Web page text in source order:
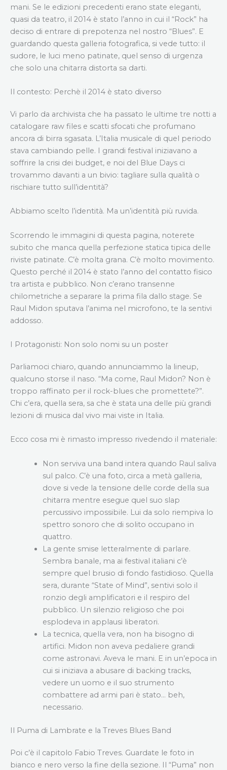
mani. Se le edizioni precedenti erano state eleganti,
quasi da teatro, il 2014 è stato l’anno in cui il “Rock” ha
deciso di entrare di prepotenza nel nostro “Blues”. E
guardando questa galleria fotografica, si vede tutto: il
sudore, le luci meno patinate, quel senso di urgenza
che solo una chitarra distorta sa darti.
Il contesto: Perchè il 2014 è stato diverso
Vi parlo da archivista che ha passato le ultime tre notti a
catalogare raw files e scatti sfocati che profumano
ancora di birra sgasata. L’Italia musicale di quel periodo
stava cambiando pelle. I grandi festival iniziavano a
soffrire la crisi dei budget, e noi del Blue Days ci
trovammo davanti a un bivio: tagliare sulla qualità o
rischiare tutto sull’identità?
Abbiamo scelto l’identità. Ma un’identità più ruvida.
Scorrendo le immagini di questa pagina, noterete
subito che manca quella perfezione statica tipica delle
riviste patinate. C’è molta grana. C’è molto movimento.
Questo perché il 2014 è stato l’anno del contatto fisico
tra artista e pubblico. Non c’erano transenne
chilometriche a separare la prima fila dallo stage. Se
Raul Midon sputava l’anima nel microfono, te la sentivi
addosso.
I Protagonisti: Non solo nomi su un poster
Parliamoci chiaro, quando annunciammo la lineup,
qualcuno storse il naso. “Ma come, Raul Midon? Non è
troppo raffinato per il rock-blues che promettete?”.
Chi c’era, quella sera, sa che è stata una delle più grandi
lezioni di musica dal vivo mai viste in Italia.
Ecco cosa mi è rimasto impresso rivedendo il materiale:
Non serviva una band intera quando Raul saliva
sul palco. C’è una foto, circa a metà galleria,
dove si vede la tensione delle corde della sua
chitarra mentre esegue quel suo slap
percussivo impossibile. Lui da solo riempiva lo
spettro sonoro che di solito occupano in
quattro.
La gente smise letteralmente di parlare.
Sembra banale, ma ai festival italiani c’è
sempre quel brusio di fondo fastidioso. Quella
sera, durante “State of Mind”, sentivi solo il
ronzio degli amplificatori e il respiro del
pubblico. Un silenzio religioso che poi
esplodeva in applausi liberatori.
La tecnica, quella vera, non ha bisogno di
artifici. Midon non aveva pedaliere grandi
come astronavi. Aveva le mani. E in un’epoca in
cui si iniziava a abusare di backing tracks,
vedere un uomo e il suo strumento
combattere ad armi pari è stato… beh,
necessario.
Il Puma di Lambrate e la Treves Blues Band
Poi c’è il capitolo Fabio Treves. Guardate le foto in
bianco e nero verso la fine della sezione. Il “Puma” non